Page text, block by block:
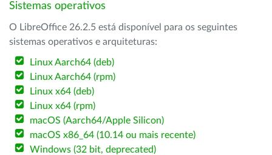
Sistemas operativos
O LibreOffice 26.2.5 está disponível para os seguintes
sistemas operativos e arquiteturas:
Linux Aarch64 (deb)
Linux Aarch64 (rpm)
Linux x64 (deb)
Linux x64 (rpm)
macOS (Aarch64/Apple Silicon)
macOS x86_64 (10.14 ou mais recente)
Windows (32 bit, deprecated)